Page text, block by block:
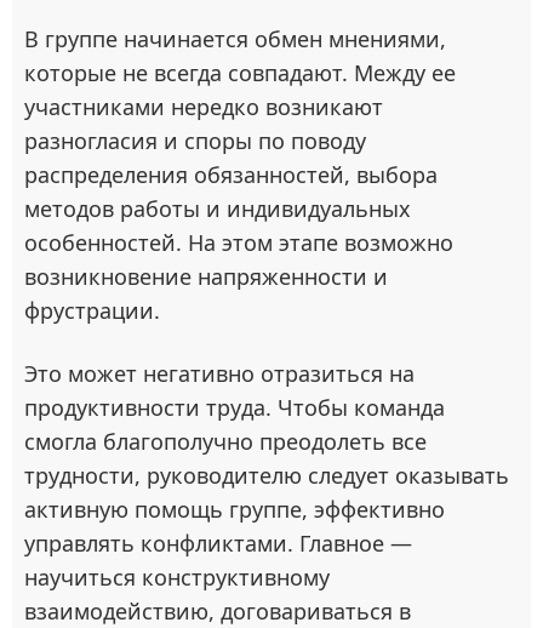
В группе начинается обмен мнениями,
которые не всегда совпадают. Между ее
участниками нередко возникают
разногласия и споры по поводу
распределения обязанностей, выбора
методов работы и индивидуальных
особенностей. На этом этапе возможно
возникновение напряженности и
фрустрации.
Это может негативно отразиться на
продуктивности труда. Чтобы команда
смогла благополучно преодолеть все
трудности, руководителю следует оказывать
активную помощь группе, эффективно
управлять конфликтами. Главное —
научиться конструктивному
взаимодействию, договариваться в